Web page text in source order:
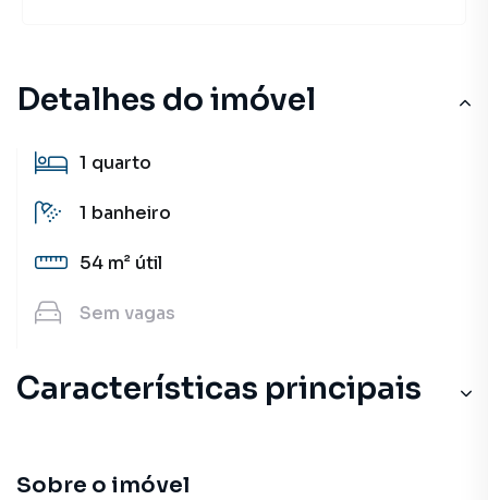
Detalhes do imóvel
1 quarto
1 banheiro
54 m² útil
Sem vagas
Características principais
Sobre o imóvel